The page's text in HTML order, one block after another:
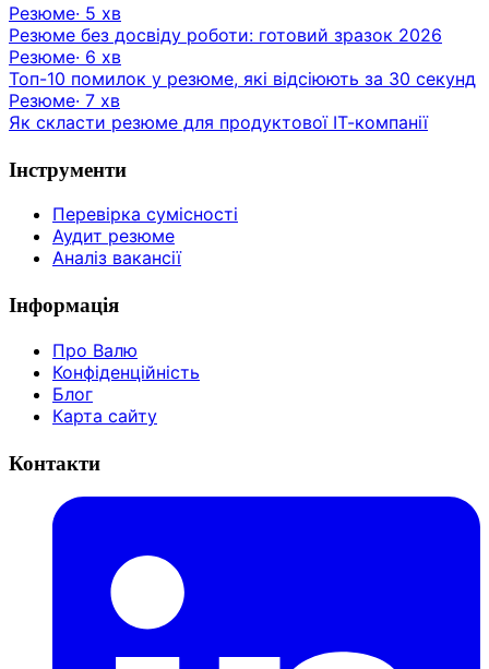
Резюме· 5 хв
Резюме без досвіду роботи: готовий зразок 2026
Резюме· 6 хв
Топ-10 помилок у резюме, які відсіюють за 30 секунд
Резюме· 7 хв
Як скласти резюме для продуктової ІТ-компанії
Інструменти
Перевірка сумісності
Аудит резюме
Аналіз вакансії
Інформація
Про Валю
Конфіденційність
Блог
Карта сайту
Контакти